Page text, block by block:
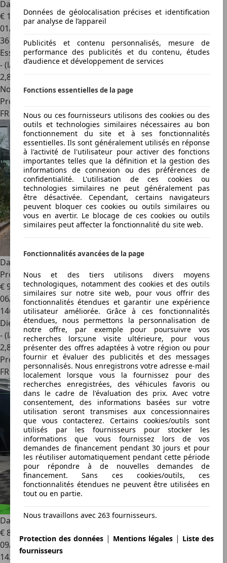
Dacia Duster
€ 17 990
01/2023
36 210 km
Essence
- (l/100 km)
2,8
Nouveau
Professionnel
FR 38150
Dacia Duster
Propre
€ 9 990
06/2017
146 000 km
Diesel
- (l/100 km)
2,8
Professionnel
FR 57255
Dacia Duster1.5 DCI 110CH PRESTIGE 4X2 EURO6
€ 8 990
09/2015
142 300 km
Données de géolocalisation précises et identification
par analyse de l’appareil
Publicités et contenu personnalisés, mesure de
performance des publicités et du contenu, études
d’audience et développement de services
Fonctions essentielles de la page
Nous ou ces fournisseurs utilisons des cookies ou des
outils et technologies similaires nécessaires au bon
fonctionnement du site et à ses fonctionnalités
essentielles. Ils sont généralement utilisés en réponse
à l'activité de l'utilisateur pour activer des fonctions
importantes telles que la définition et la gestion des
informations de connexion ou des préférences de
confidentialité. L'utilisation de ces cookies ou
technologies similaires ne peut généralement pas
être désactivée. Cependant, certains navigateurs
peuvent bloquer ces cookies ou outils similaires ou
vous en avertir. Le blocage de ces cookies ou outils
similaires peut affecter la fonctionnalité du site web.
Fonctionnalités avancées de la page
Nous et des tiers utilisons divers moyens
technologiques, notamment des cookies et des outils
similaires sur notre site web, pour vous offrir des
fonctionnalités étendues et garantir une expérience
utilisateur améliorée. Grâce à ces fonctionnalités
étendues, nous permettons la personnalisation de
notre offre, par exemple pour poursuivre vos
recherches lors;une visite ultérieure, pour vous
présenter des offres adaptées à votre région ou pour
fournir et évaluer des publicités et des messages
personnalisés. Nous enregistrons votre adresse e-mail
localement lorsque vous la fournissez pour des
recherches enregistrées, des véhicules favoris ou
dans le cadre de l'évaluation des prix. Avec votre
consentement, des informations basées sur votre
utilisation seront transmises aux concessionnaires
que vous contacterez. Certains cookies/outils sont
utilisés par les fournisseurs pour stocker les
informations que vous fournissez lors de vos
demandes de financement pendant 30 jours et pour
les réutiliser automatiquement pendant cette période
pour répondre à de nouvelles demandes de
financement. Sans ces cookies/outils, ces
fonctionnalités étendues ne peuvent être utilisées en
tout ou en partie.
Nous travaillons avec 263 fournisseurs.
Protection des données | Mentions légales | Liste des
fournisseurs